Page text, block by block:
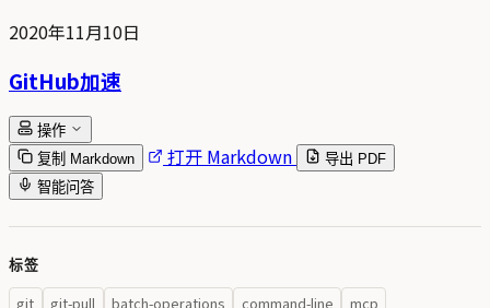
2020年11月10日
GitHub加速
操作
复制 Markdown
打开 Markdown
导出 PDF
智能问答
标签
git git-pull batch-operations command-line
mcp